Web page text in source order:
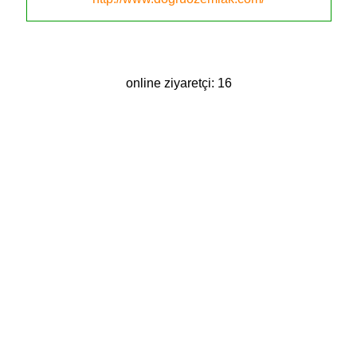
online ziyaretçi: 16